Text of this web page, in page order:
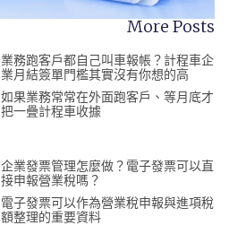
More Posts
業務跑客戶都自己叫車報帳？計程車企
業月結簽單門檻其實沒有你想的高
如果業務常常在外面跑客戶、等月底才
把一疊計程車收據
企業發票管理怎麼做？電子發票可以直
接申報營業稅嗎？
電子發票可以作為營業稅申報與進項稅
額整理的重要資料